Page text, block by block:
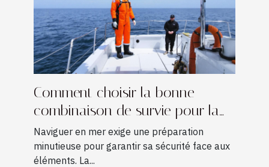
Comment choisir la bonne
combinaison de survie pour la
navigation ?
Naviguer en mer exige une préparation
minutieuse pour garantir sa sécurité face aux
éléments. La...